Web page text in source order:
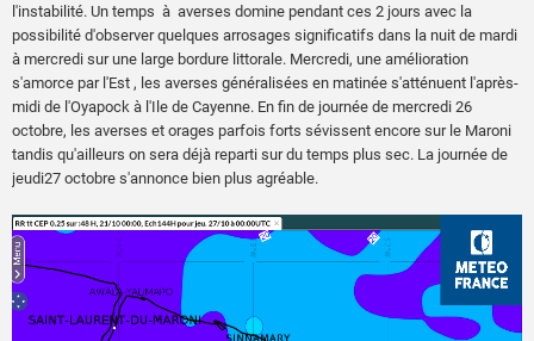
l'instabilité. Un temps à averses domine pendant ces 2 jours avec la
possibilité d'observer quelques arrosages significatifs dans la nuit de mardi
à mercredi sur une large bordure littorale. Mercredi, une amélioration
s'amorce par l'Est , les averses généralisées en matinée s'atténuent l'après-
midi de l'Oyapock à l'Ile de Cayenne. En fin de journée de mercredi 26
octobre, les averses et orages parfois forts sévissent encore sur le Maroni
tandis qu'ailleurs on sera déjà reparti sur du temps plus sec. La journée de
jeudi27 octobre s'annonce bien plus agréable.